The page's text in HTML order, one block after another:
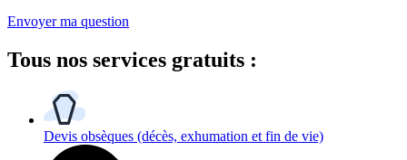
Envoyer ma question
Tous nos services gratuits :
Devis obsèques (décès, exhumation et fin de vie)